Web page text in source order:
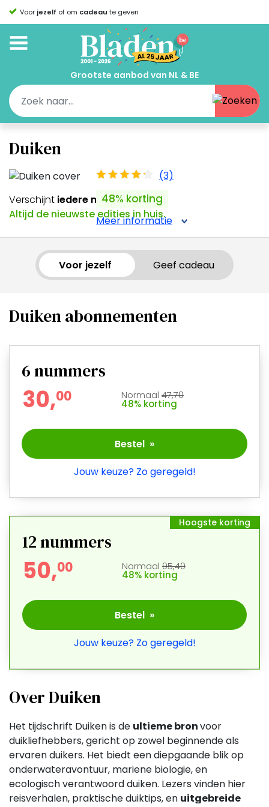
Voor jezelf of om cadeau te geven
Grootste aanbod van NL & BE
Duiken
(3)
48% korting
Meer informatie
Verschijnt iedere maand
Altijd de nieuwste edities in huis.
Voor jezelf Geef cadeau
Duiken abonnementen
6nummers
30,00 Normaal 47,70
48% korting
Bestel »
Jouw keuze? Zo geregeld!
Hoogste korting
12nummers
50,00 Normaal 95,40
48% korting
Bestel »
Jouw keuze? Zo geregeld!
Over Duiken
Het tijdschrift Duiken is de ultieme bronvoor
duikliefhebbers, gericht op zowel beginnende als
ervaren duikers. Het biedt een diepgaande blik op
onderwateravontuur, mariene biologie, en
ecologisch verantwoord duiken. Lezers vinden hier
reisverhalen, praktische duiktips, en uitgebreide